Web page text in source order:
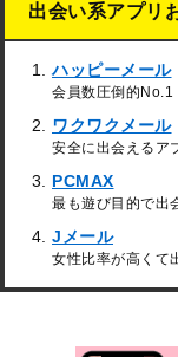
出会い系アプリ
ハッピーメール
会員数圧倒的No.1
ワクワクメール
安全に出会えるア
PCMAX
最も遊び目的で出
Jメール
女性比率が高くて